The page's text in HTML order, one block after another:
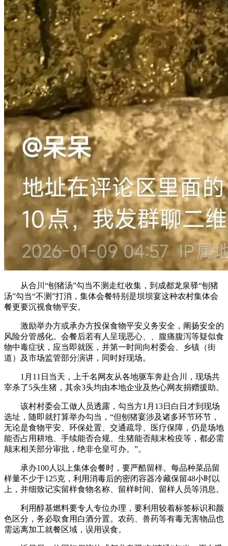
从合川“刨猪汤”勾当不测走红收集，到成都龙泉驿“刨猪
汤”勾当“不测”打消，集体会餐特别是坝坝宴这种农村集体会
餐更要沉视食物平安。
激励举办方或承办方投保食物平安义务安全，阐扬安全的
风险分管感化。会餐后若有人呈现恶心、、腹痛腹泻等疑似食
物中毒症状，应当即就医，并第一时间向村委会、乡镇（街
道）及市场监管部分演讲，同时好现场。
1月11日当天，上千名网友从各地驱车奔赴合川，现场共
宰杀了5头生猪，其余3头均由本地企业及热心网友捐赠援助。
该村村委会工做人员透露，勾当方1月13日白日才到现场
选址，随即就打算举办勾当，“但刨猪宴涉及诸多环节环节，
无论是食物平安、环保处置、交通疏导、医疗保障，仍是场地
能否占用耕地、手续能否合规、生猪能否颠末检疫等，都必需
颠末相关部分审批，绝非仓皇可办。”。
承办100人以上集体会餐时，要严酷留样。每品种菜品留
样量不少于125克，利用消毒后的密闭容器冷藏保留48小时以
上，并细致记实留样食物名称、留样时间、留样人员等消息。
利用醇基燃料要专人专位办理，要利用较着标签标识和颜
色区分，务必取食用白酒分置。农药、兽药等有毒无害物品也
需远离加工就餐区域，误用误食。